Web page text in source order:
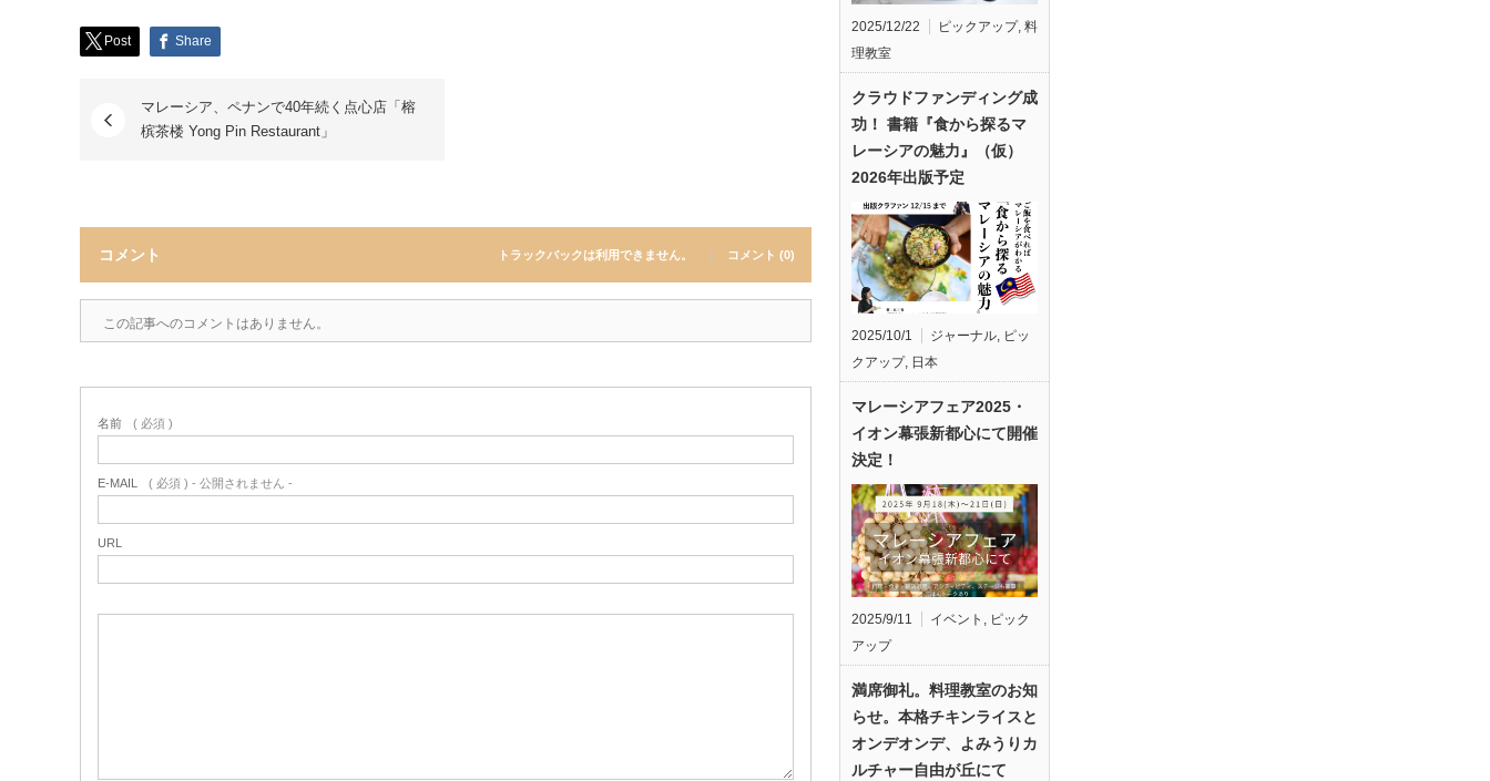
Post Share
マレーシア、ペナンで40年続く点心店「榕
槟茶楼 Yong Pin Restaurant」
コメント トラックバックは利用できません。 コメント (0)
この記事へのコメントはありません。
名前 ( 必須 )
E-MAIL ( 必須 ) - 公開されません -
URL
2025/12/22 ピックアップ, 料
理教室
クラウドファンディング成
功！ 書籍『食から探るマ
レーシアの魅力』（仮）
2026年出版予定
2025/10/1 ジャーナル, ピッ
クアップ, 日本
マレーシアフェア2025・
イオン幕張新都心にて開催
決定！
2025/9/11 イベント , ピック
アップ
満席御礼。料理教室のお知
らせ。本格チキンライスと
オンデオンデ、よみうりカ
ルチャー自由が丘にて